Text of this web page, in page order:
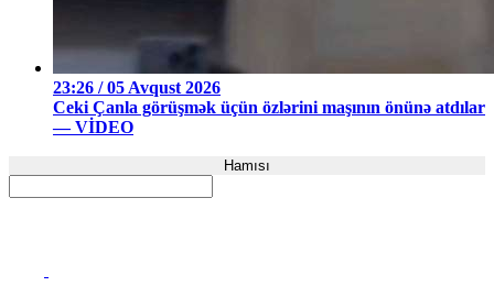
23:26 / 05 Avqust 2026
Ceki Çanla görüşmək üçün özlərini maşının önünə atdılar
— VİDEO
Hamısı